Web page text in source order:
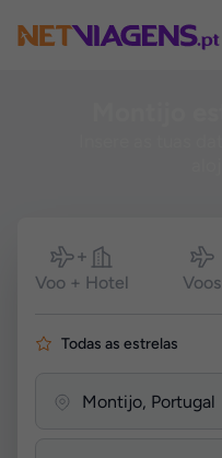
Pesquisar
Voo + Hotel Voos
Todas as estrelas